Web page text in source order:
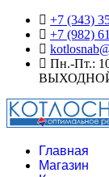
+7 (343)
+7 (982)
Пн.-Пт.:
ВЫХОДНОЙ.
Главная
Магазин